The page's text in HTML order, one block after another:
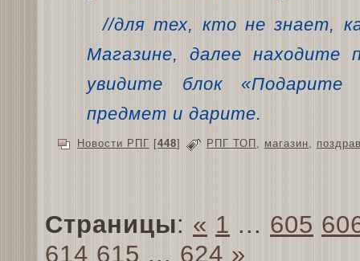
//для тех, кто не знает,
Магазине, далее находите
увидите блок
предмет и дарите.
Новости РПГ [448] РПГ ТОП магазин
Страницы: « 1 ... 605
614 615 ... 624 »